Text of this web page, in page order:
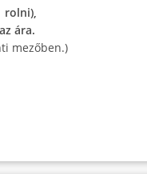
rolni),
ára.
mezőben.)